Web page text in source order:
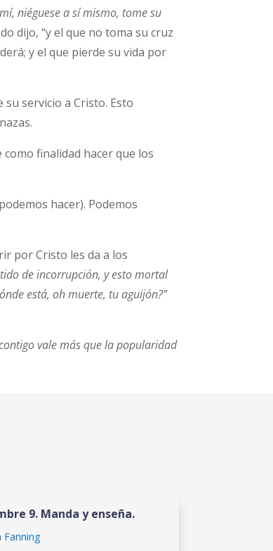
niéguese a sí mismo, tome su
dijo, “y el que no toma su cruz
y el que pierde su vida por
servicio a Cristo. Esto
finalidad hacer que los
hacer). Podemos
por Cristo les da a los
de incorrupción, y esto mortal
está, oh muerte, tu aguijón?”
vale más que la popularidad
9. Manda y enseña.
Fanning